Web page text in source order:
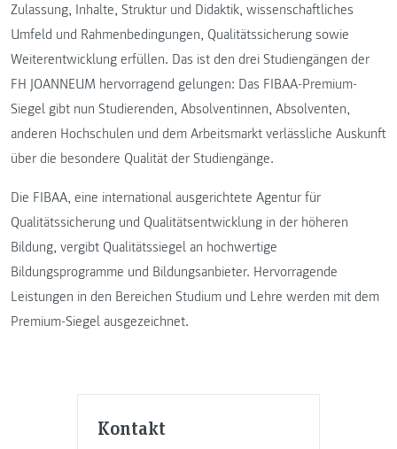
Kontakt
Zulassung, Inhalte, Struktur und Didaktik, wissenschaftliches
Umfeld und Rahmenbedingungen, Qualitätssicherung sowie
Weiterentwicklung erfüllen. Das ist den drei Studiengängen der
FH JOANNEUM hervorragend gelungen: Das FIBAA-Premium-
Siegel gibt nun Studierenden, Absolventinnen, Absolventen,
anderen Hochschulen und dem Arbeitsmarkt verlässliche Auskunft
über die besondere Qualität der Studiengänge.
Die FIBAA, eine international ausgerichtete Agentur für
Qualitätssicherung und Qualitätsentwicklung in der höheren
Bildung, vergibt Qualitätssiegel an hochwertige
Bildungsprogramme und Bildungsanbieter. Hervorragende
Leistungen in den Bereichen Studium und Lehre werden mit dem
Premium-Siegel ausgezeichnet.